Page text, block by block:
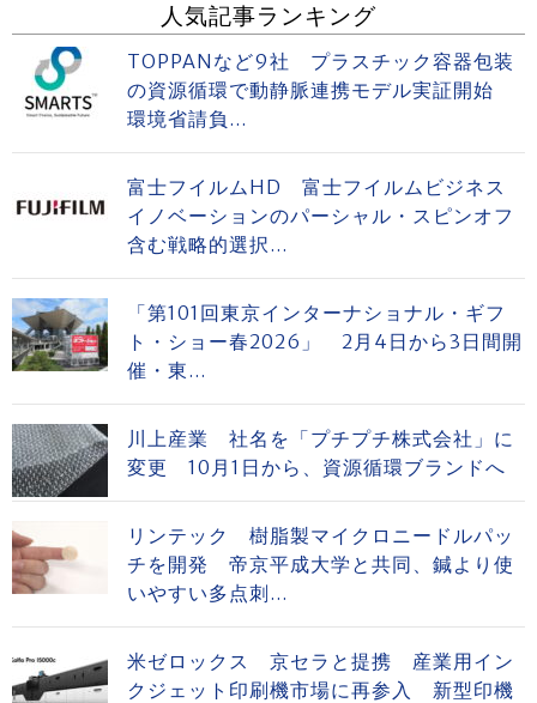
人気記事ランキング
TOPPANなど9社 プラスチック容器包装
の資源循環で動静脈連携モデル実証開始
環境省請負...
富士フイルムHD 富士フイルムビジネス
イノベーションのパーシャル・スピンオフ
含む戦略的選択...
「第101回東京インターナショナル・ギフ
ト・ショー春2026」 2月4日から3日間開
催・東...
川上産業 社名を「プチプチ株式会社」に
変更 10月1日から、資源循環ブランドへ
リンテック 樹脂製マイクロニードルパッ
チを開発 帝京平成大学と共同、鍼より使
いやすい多点刺...
米ゼロックス 京セラと提携 産業用イン
クジェット印刷機市場に再参入 新型印機